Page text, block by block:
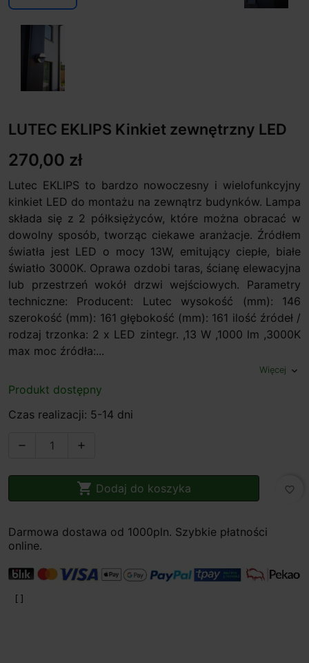
LUTEC EKLIPS Kinkiet zewnętrzny LED
270,00 zł
Lutec EKLIPS to bardzo nowoczesny i wielofunkcyjny
kinkiet LED do montażu na zewnątrz budynków. Lampa
składa się z 2 półksiężyców, które można obracać w
dowolny sposób, tworząc ciekawe aranżacje. Źródłem
światła jest LED o mocy 13W, emitujący ciepłe, białe
światło 3000K. Oprawa ozdobi taras, ścianę elewacyjna
lub przestrzeń wokół drzwi wejściowych. Parametry
techniczne: Producent: Lutec wysokość (mm): 146
szerokość (mm): 161 głębokość (mm): 161 ilość źródeł /
rodzaj trzonka: 2 x LED zintegr. ,13 W ,1000 lm ,3000K
max moc źródła:...
Więcej expand_more
Produkt dostępny
Czas realizacji: 5-14 dni
 
 Dodaj do koszyka favorite_border
Darmowa dostawa od 1000pln. Szybkie płatności
online.